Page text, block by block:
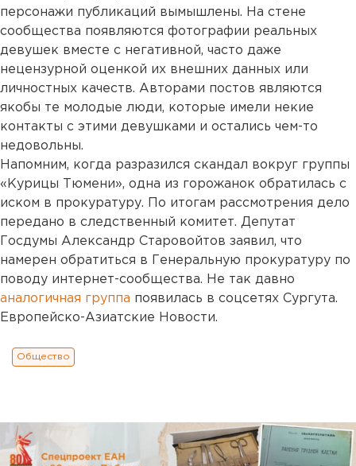
персонажи публикаций вымышлены. На стене
сообщества появляются фотографии реальных
девушек вместе с негативной, часто даже
нецензурной оценкой их внешних данных или
личностных качеств. Авторами постов являются
якобы те молодые люди, которые имели некие
контакты с этими девушками и остались чем-то
недовольны.
Напомним, когда разразился скандал вокруг группы
«Курицы Тюмени», одна из горожанок обратилась с
иском в прокуратуру. По итогам рассмотрения дело
передано в следственный комитет. Депутат
Госдумы Александр Старовойтов заявил, что
намерен обратиться в Генеральную прокуратуру по
поводу интернет-сообщества. Не так давно
аналогичная группа появилась в соцсетях Сургута.
Европейско-Азиатские Новости.
Общество